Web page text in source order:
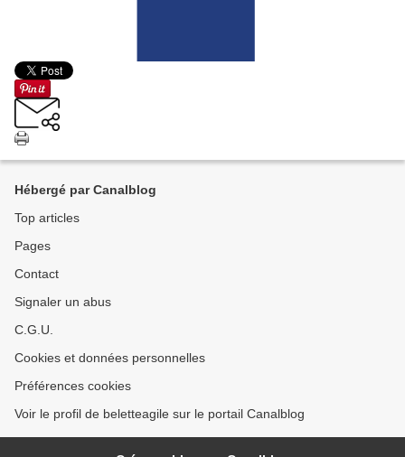
Hébergé par Canalblog
Top articles
Pages
Contact
Signaler un abus
C.G.U.
Cookies et données personnelles
Préférences cookies
Voir le profil de beletteagile sur le portail Canalblog